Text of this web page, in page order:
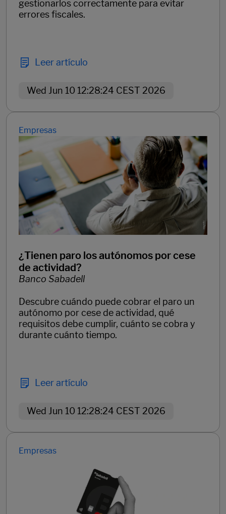
gestionarlos correctamente para evitar
errores fiscales.
Leer artículo
Wed Jun 10 12:28:24 CEST 2026
Empresas
¿Tienen paro los autónomos por cese
de actividad?
Banco Sabadell
Descubre cuándo puede cobrar el paro un
autónomo por cese de actividad, qué
requisitos debe cumplir, cuánto se cobra y
durante cuánto tiempo.
Leer artículo
Wed Jun 10 12:28:24 CEST 2026
Empresas